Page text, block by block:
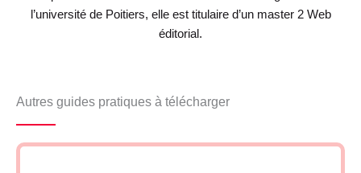
l’université de Poitiers, elle est titulaire d’un master 2 Web
éditorial.
Autres guides pratiques à télécharger